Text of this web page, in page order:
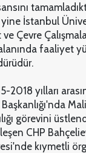
yine İstanbul
Çevre
faaliyet
2018 yılları
görevini
CHP
kıymetli